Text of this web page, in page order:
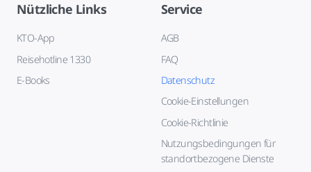
Nützliche Links
KTO-App
Reisehotline 1330
E-Books
Service
AGB
FAQ
Datenschutz
Cookie-Einstellungen
Cookie-Richtlinie
Nutzungsbedingungen für
standortbezogene Dienste